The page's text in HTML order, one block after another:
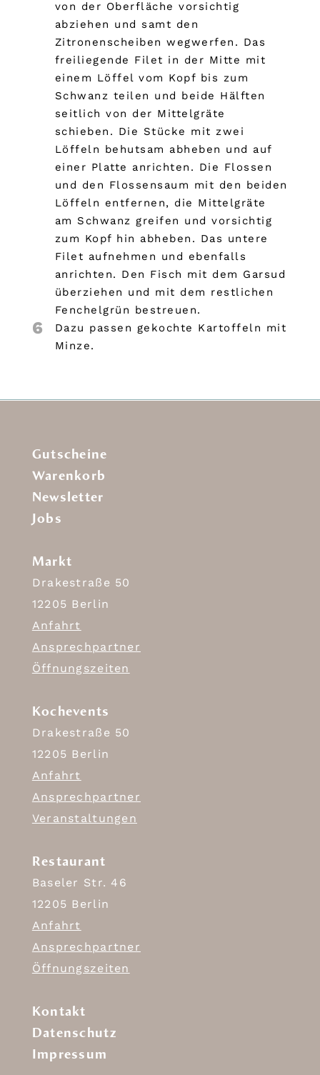
von der Oberfläche vorsichtig
abziehen und samt den
Zitronenscheiben wegwerfen. Das
freiliegende Filet in der Mitte mit
einem Löffel vom Kopf bis zum
Schwanz teilen und beide Hälften
seitlich von der Mittelgräte
schieben. Die Stücke mit zwei
Löffeln behutsam abheben und auf
einer Platte anrichten. Die Flossen
und den Flossensaum mit den beiden
Löffeln entfernen, die Mittelgräte
am Schwanz greifen und vorsichtig
zum Kopf hin abheben. Das untere
Filet aufnehmen und ebenfalls
anrichten. Den Fisch mit dem Garsud
überziehen und mit dem restlichen
Fenchelgrün bestreuen.
6
Dazu passen gekochte Kartoffeln mit
Minze.
Gutscheine
Warenkorb
Newsletter
Jobs
Markt
Drakestraße 50
12205 Berlin
Anfahrt
Ansprechpartner
Öffnungszeiten
Kochevents
Drakestraße 50
12205 Berlin
Anfahrt
Ansprechpartner
Veranstaltungen
Restaurant
Baseler Str. 46
12205 Berlin
Anfahrt
Ansprechpartner
Öffnungszeiten
Kontakt
Datenschutz
Impressum